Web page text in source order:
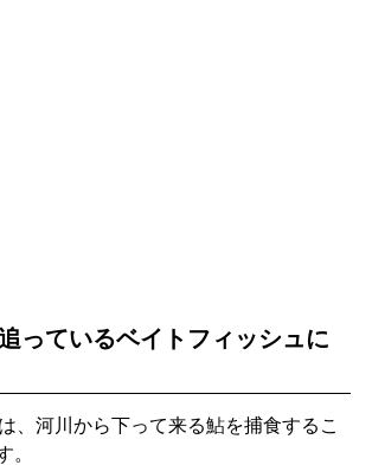
っているベイトフィッシュに
、河川から下って来る鮎を捕食するこ
。